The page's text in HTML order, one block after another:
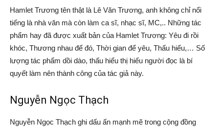
Hamlet Trương tên thật là Lê Văn Trương, anh không chỉ nổi
tiếng là nhà văn mà còn làm ca sĩ, nhạc sĩ, MC,.. Những tác
phẩm hay đã được xuất bản của Hamlet Trương: Yêu đi rồi
khóc, Thương nhau để đó, Thời gian để yêu, Thấu hiểu,… Số
lượng tác phẩm dồi dào, thấu hiểu thị hiếu người đọc là bí
quyết làm nên thành công của tác giả này.
Nguyễn Ngọc Thạch
Nguyễn Ngọc Thạch ghi dấu ấn mạnh mẽ trong cộng đồng